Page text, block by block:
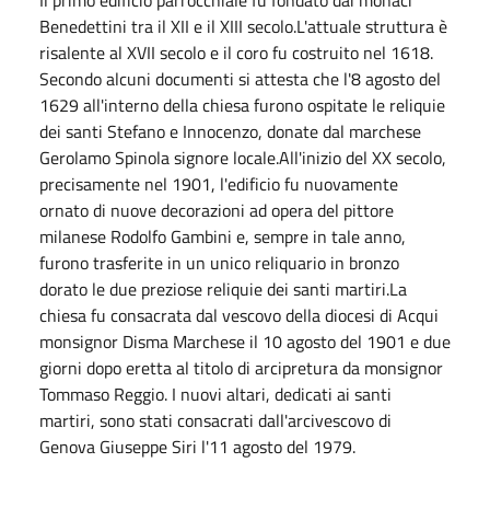
Benedettini tra il XII e il XIII secolo.L'attuale struttura è
risalente al XVII secolo e il coro fu costruito nel 1618.
Secondo alcuni documenti si attesta che l'8 agosto del
1629 all'interno della chiesa furono ospitate le reliquie
dei santi Stefano e Innocenzo, donate dal marchese
Gerolamo Spinola signore locale.All'inizio del XX secolo,
precisamente nel 1901, l'edificio fu nuovamente
ornato di nuove decorazioni ad opera del pittore
milanese Rodolfo Gambini e, sempre in tale anno,
furono trasferite in un unico reliquario in bronzo
dorato le due preziose reliquie dei santi martiri.La
chiesa fu consacrata dal vescovo della diocesi di Acqui
monsignor Disma Marchese il 10 agosto del 1901 e due
giorni dopo eretta al titolo di arcipretura da monsignor
Tommaso Reggio. I nuovi altari, dedicati ai santi
martiri, sono stati consacrati dall'arcivescovo di
Genova Giuseppe Siri l'11 agosto del 1979.